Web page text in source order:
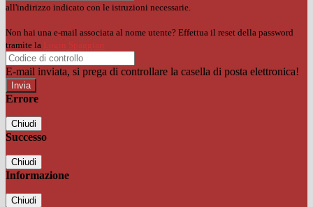
all'indirizzo indicato con le istruzioni necessarie.
Non hai una e-mail associata al nome utente? Effettua il reset della password
tramite la Login Spaggiari
E-mail inviata, si prega di controllare la casella di posta elettronica!
Errore
Chiudi
Successo
Chiudi
Informazione
Chiudi